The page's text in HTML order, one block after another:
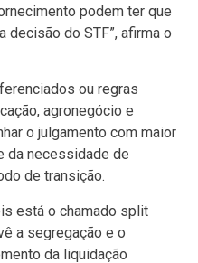
podem ter que
decisão do STF”, afirma o
ou regras
agronegócio e
o julgamento com maior
da necessidade de
de transição.
está o chamado split
a segregação e o
da liquidação